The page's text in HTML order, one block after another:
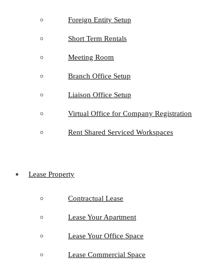
Foreign Entity Setup
Short Term Rentals
Meeting Room
Branch Office Setup
Liaison Office Setup
Virtual Office for Company Registration
Rent Shared Serviced Workspaces
Lease Property
Contractual Lease
Lease Your Apartment
Lease Your Office Space
Lease Commercial Space